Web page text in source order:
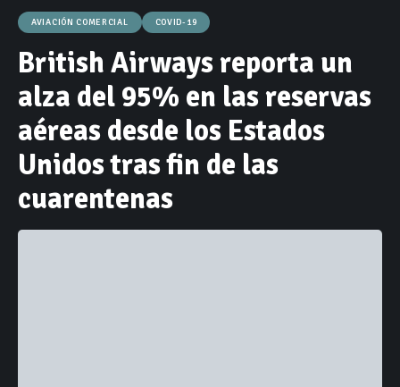
AVIACIÓN COMERCIAL COVID-19
British Airways reporta un
alza del 95% en las reservas
aéreas desde los Estados
Unidos tras fin de las
cuarentenas